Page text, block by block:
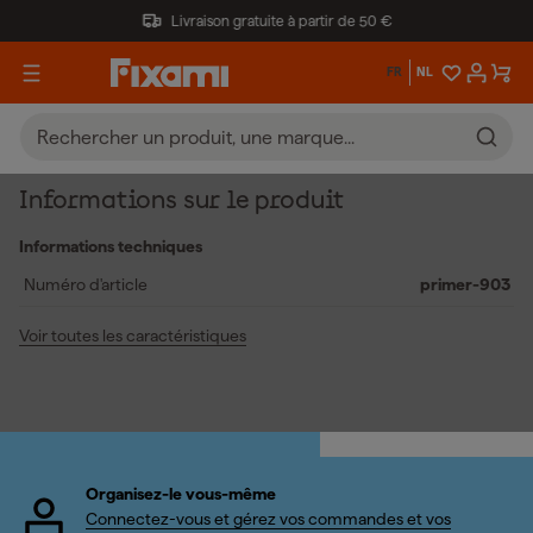
Livraison gratuite à partir de 50 €
FR NL
Informations sur le produit
Informations techniques
Numéro d'article
primer-903
Voir toutes les caractéristiques
Organisez-le vous-même
Connectez-vous et gérez vos commandes et vos